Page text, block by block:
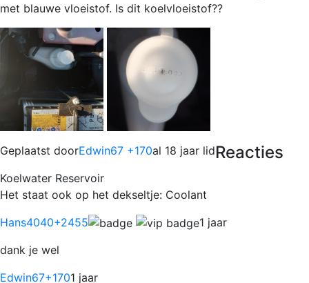
met blauwe vloeistof. Is dit koelvloeistof??
Geplaatst doorEdwin67 +170al 18 jaar lidReacties
Koelwater Reservoir
Het staat ook op het dekseltje: Coolant
Hans4040+2455
1 jaar
dank je wel
Edwin67+1701 jaar